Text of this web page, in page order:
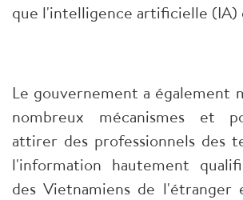
que l'intelligence artificielle (IA)
Le gouvernement a également
nombreux mécanismes et
attirer des professionnels des
l'information hautement
des Vietnamiens de l'étranger